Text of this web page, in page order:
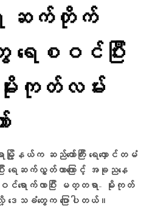
ရေ ဆက်တိုက်
ရေစဝင်ပြီး
းကုတ်လမ်း
နယ်က ဆည်တော်ကြီး ရေလှောင်တမံ
ရေဆက်လွှတ်တာကြောင့် အခု‌‌ညနေ
ေဝင်‌ရောက်လာပြီး မတ္တရာ- မိုးကုတ်
လို့ ဒေသခံတွေက ပြောပါတယ်။